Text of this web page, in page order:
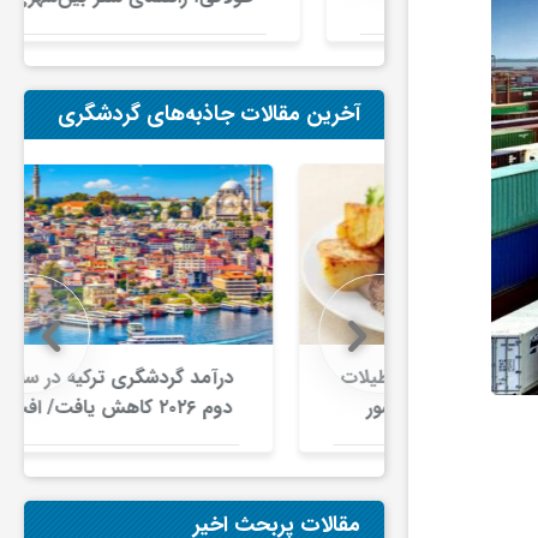
در ایران
آخرین مقالات جاذبه‌های گردشگری
تعطیلات
غذا به
درآمد گردشگری ترکیه در سه‌ماهه
دوم ۲۰۲۶ کاهش یافت/ افت ۵.۱
درصدی شمار گردشگران در برابر
مقالات پربحث اخیر